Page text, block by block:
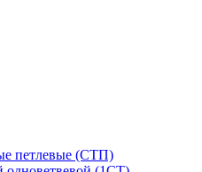
петлевые (СТП)